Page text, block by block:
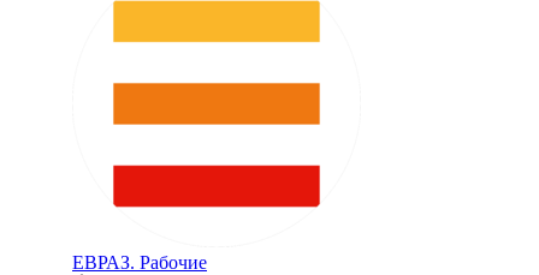
ЕВРАЗ. Рабочие